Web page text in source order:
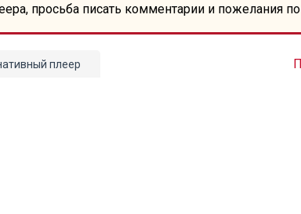
просьба писать комментарии и пожелания
плеер